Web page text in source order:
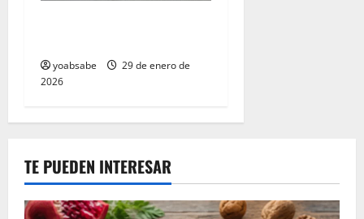
yoabsabe
29 de enero de
2026
TE PUEDEN INTERESAR